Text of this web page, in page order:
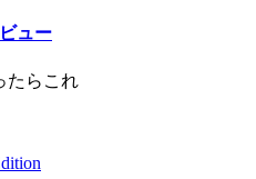
ュー
たらこれ